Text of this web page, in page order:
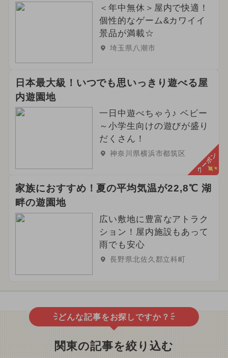
＜年中無休＞屋内で快適！
個性的なゲーム&カワイイ
景品が満載☆
埼玉県八潮市
日本最大級！いつでも思いっきり遊べる屋
内遊園地
一日中遊べちゃう♪ ベビー
～小学生向けの遊びが盛り
だくさん！
神奈川県横浜市都筑区 クーポン
家族におすすめ！夏の平均気温が22,8℃ 湖
畔の遊園地
広い敷地に豊富なアトラク
ション！屋内施設もあって
雨でも安心
長野県北佐久郡立科町
どんな記事をお探しですか？
関東の記事を絞り込む